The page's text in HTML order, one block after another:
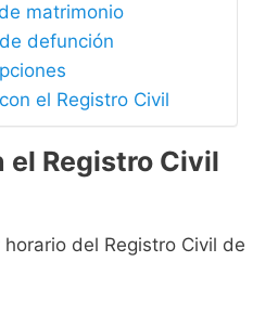
matrimonio
defunción
el Registro Civil
el Registro Civil
del Registro Civil de